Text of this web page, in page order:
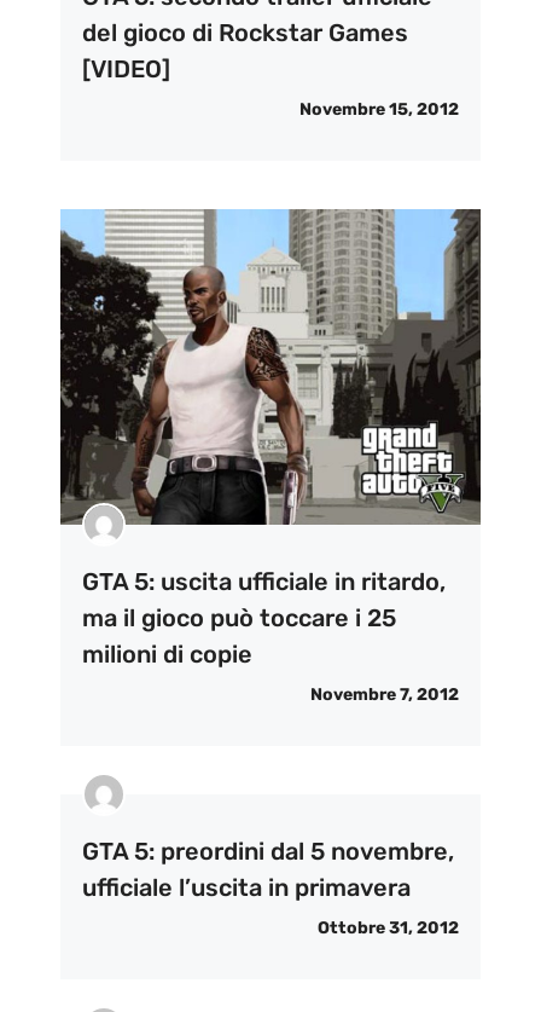
del gioco di Rockstar Games
[VIDEO]
Novembre 15, 2012
GTA 5: uscita ufficiale in ritardo,
ma il gioco può toccare i 25
milioni di copie
Novembre 7, 2012
GTA 5: preordini dal 5 novembre,
ufficiale l’uscita in primavera
Ottobre 31, 2012